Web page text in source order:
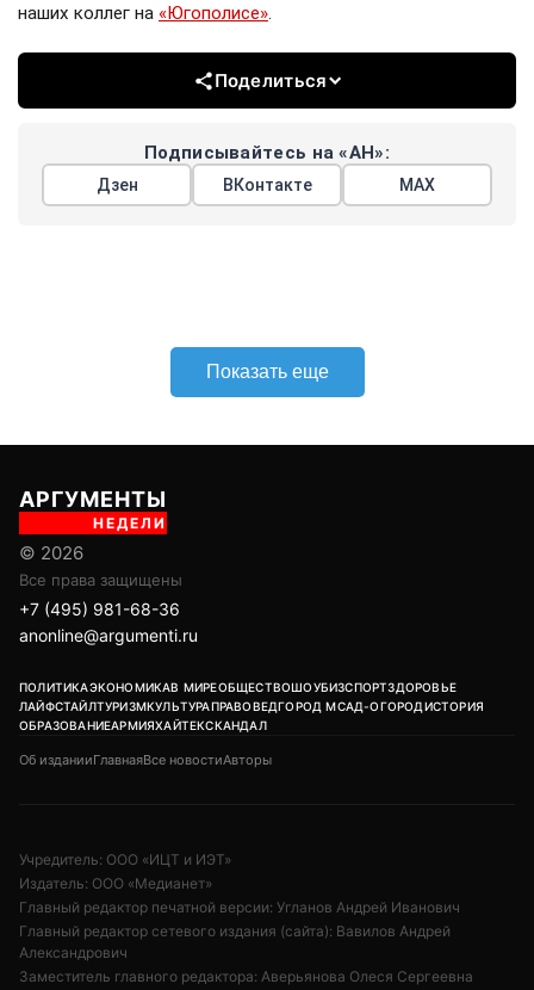
наших коллег на «Югополисе».
Поделиться
Подписывайтесь на «АН»:
Дзен ВКонтакте МАХ
Показать еще
АРГУМЕНТЫ
НЕДЕЛИ
© 2026
Все права защищены
+7 (495) 981-68-36
anonline@argumenti.ru
ПОЛИТИКАЭКОНОМИКАВ МИРЕОБЩЕСТВОШОУБИЗСПОРТЗДОРОВЬЕ
ЛАЙФСТАЙЛТУРИЗМКУЛЬТУРАПРАВОВЕДГОРОД МСАД-ОГОРОДИСТОРИЯ
ОБРАЗОВАНИЕАРМИЯХАЙТЕКСКАНДАЛ
Об изданииГлавнаяВсе новостиАвторы
Учредитель: ООО «ИЦТ и ИЭТ»
Издатель: ООО «Медианет»
Главный редактор печатной версии: Угланов Андрей Иванович
Главный редактор сетевого издания (сайта): Вавилов Андрей
Александрович
Заместитель главного редактора: Аверьянова Олеся Сергеевна